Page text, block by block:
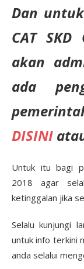
Dan
CAT SKD
akan
ada
DISINI
Untuk itu bagi
2018 agar
ketinggalan jika
Selalu kunjungi
untuk info terkini
anda selalui